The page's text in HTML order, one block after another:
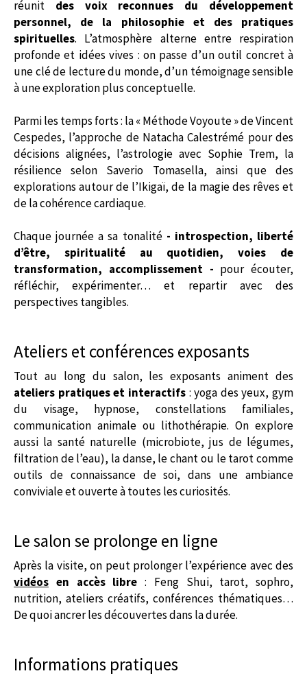
réunit des voix reconnues du développement
personnel, de la philosophie et des pratiques
spirituelles. L’atmosphère alterne entre respiration
profonde et idées vives : on passe d’un outil concret à
une clé de lecture du monde, d’un témoignage sensible
à une exploration plus conceptuelle.
Parmi les temps forts : la « Méthode Voyoute » de Vincent
Cespedes, l’approche de Natacha Calestrémé pour des
décisions alignées, l’astrologie avec Sophie Trem, la
résilience selon Saverio Tomasella, ainsi que des
explorations autour de l’Ikigaï, de la magie des rêves et
de la cohérence cardiaque.
Chaque journée a sa tonalité - introspection, liberté
d’être, spiritualité au quotidien, voies de
transformation, accomplissement - pour écouter,
réfléchir, expérimenter… et repartir avec des
perspectives tangibles.
Ateliers et conférences exposants
Tout au long du salon, les exposants animent des
ateliers pratiques et interactifs: yoga des yeux, gym
du visage, hypnose, constellations familiales,
communication animale ou lithothérapie. On explore
aussi la santé naturelle (microbiote, jus de légumes,
filtration de l’eau), la danse, le chant ou le tarot comme
outils de connaissance de soi, dans une ambiance
conviviale et ouverte à toutes les curiosités.
Le salon se prolonge en ligne
Après la visite, on peut prolonger l’expérience avec des
vidéos en accès libre : Feng Shui, tarot, sophro,
nutrition, ateliers créatifs, conférences thématiques…
De quoi ancrer les découvertes dans la durée.
Informations pratiques